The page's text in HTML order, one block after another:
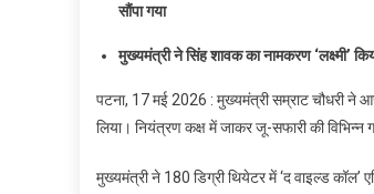
सौंपा गया
मुख्यमंत्री ने सिंह शावक का नामकरण ‘लक्ष्मी’
पटना, 17 मई 2026 : मुख्यमंत्री सम्राट चौधरी ने
लिया। नियंत्रण कक्ष में जाकर जू-सफारी की विभिन्न
मुख्यमंत्री ने 180 डिग्री थियेटर में ‘द वाइल्ड कॉल’